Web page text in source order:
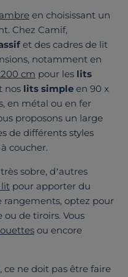
en choisissant un
Chez Camif,
et des cadres de lit
notamment en
cm pour les lits
nos lits simple en 90 x
en métal ou en fer
proposons un large
de différents styles
coucher.
sobre, d’autres
lit pour apporter du
rangements, optez pour
de tiroirs. Vous
ou encore
, ce ne doit pas être faire